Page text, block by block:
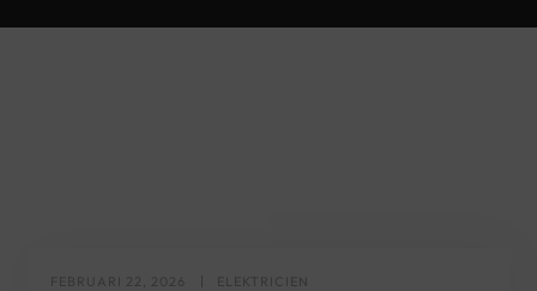
FEBRUARI 22, 2026 ELEKTRICIEN